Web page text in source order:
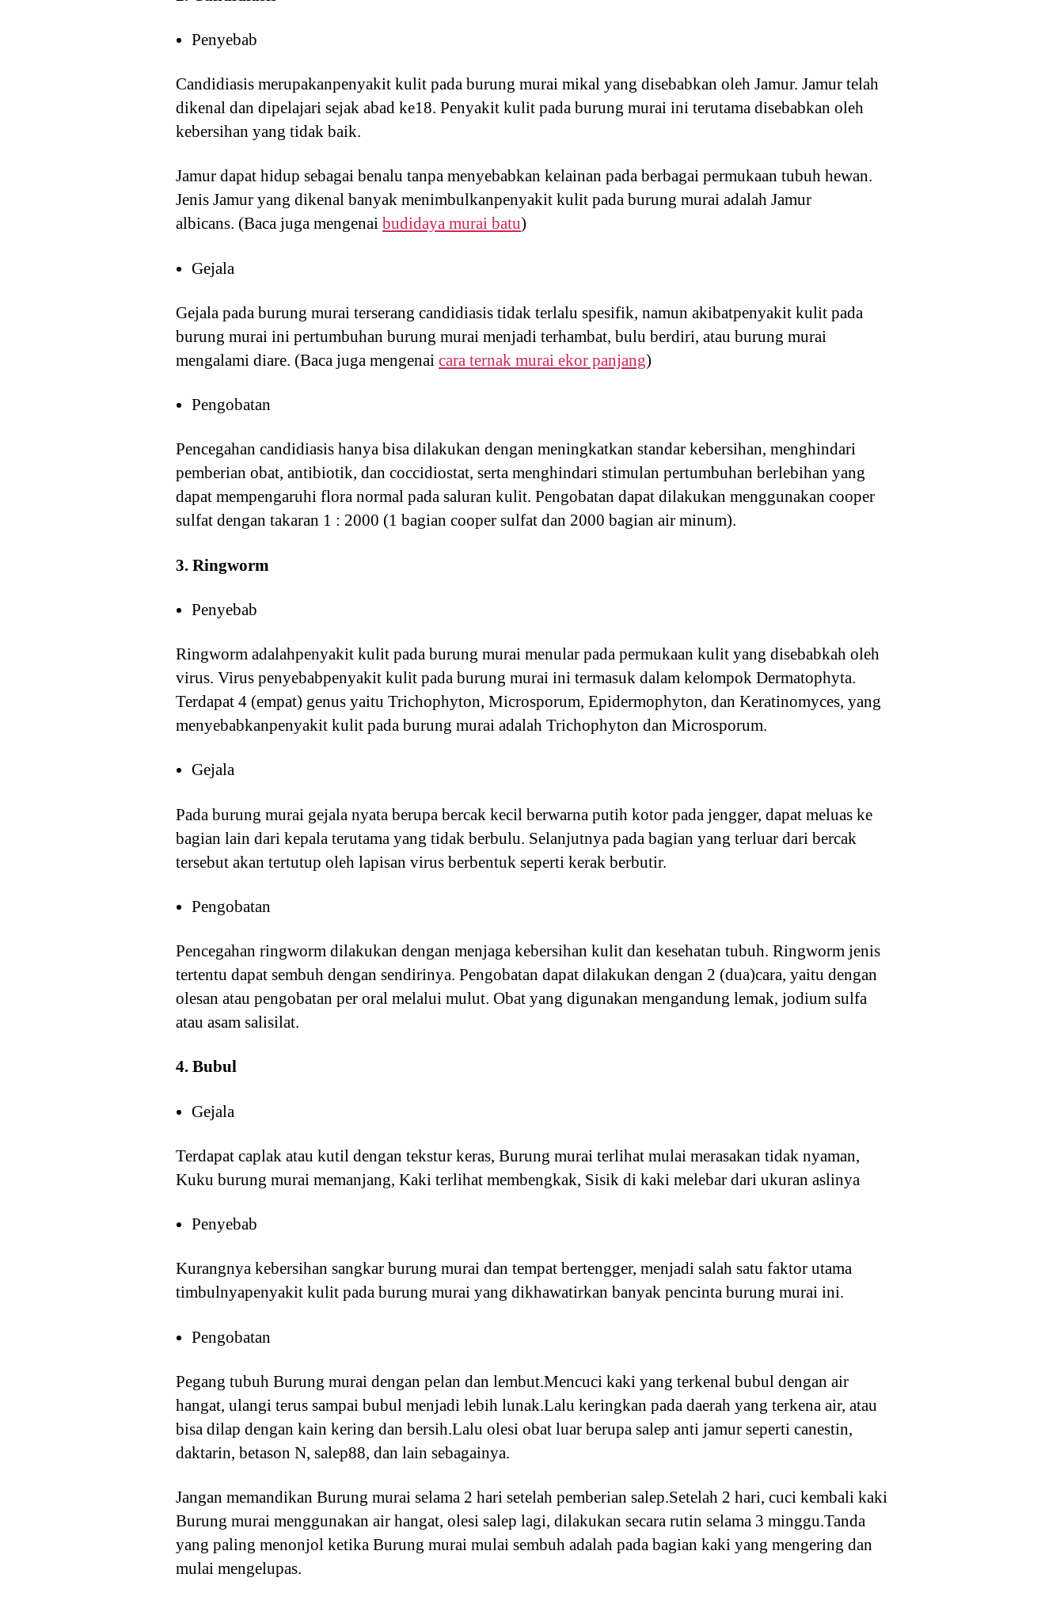
Penyebab
Candidiasis merupakanpenyakit kulit pada burung murai mikal yang disebabkan oleh Jamur. Jamur telah
dikenal dan dipelajari sejak abad ke18. Penyakit kulit pada burung murai ini terutama disebabkan oleh
kebersihan yang tidak baik.
Jamur dapat hidup sebagai benalu tanpa menyebabkan kelainan pada berbagai permukaan tubuh hewan.
Jenis Jamur yang dikenal banyak menimbulkanpenyakit kulit pada burung murai adalah Jamur
albicans. (Baca juga mengenai budidaya murai batu)
Gejala
Gejala pada burung murai terserang candidiasis tidak terlalu spesifik, namun akibatpenyakit kulit pada
burung murai ini pertumbuhan burung murai menjadi terhambat, bulu berdiri, atau burung murai
mengalami diare. (Baca juga mengenai cara ternak murai ekor panjang)
Pengobatan
Pencegahan candidiasis hanya bisa dilakukan dengan meningkatkan standar kebersihan, menghindari
pemberian obat, antibiotik, dan coccidiostat, serta menghindari stimulan pertumbuhan berlebihan yang
dapat mempengaruhi flora normal pada saluran kulit. Pengobatan dapat dilakukan menggunakan cooper
sulfat dengan takaran 1 : 2000 (1 bagian cooper sulfat dan 2000 bagian air minum).
3. Ringworm
Penyebab
Ringworm adalahpenyakit kulit pada burung murai menular pada permukaan kulit yang disebabkah oleh
virus. Virus penyebabpenyakit kulit pada burung murai ini termasuk dalam kelompok Dermatophyta.
Terdapat 4 (empat) genus yaitu Trichophyton, Microsporum, Epidermophyton, dan Keratinomyces, yang
menyebabkanpenyakit kulit pada burung murai adalah Trichophyton dan Microsporum.
Gejala
Pada burung murai gejala nyata berupa bercak kecil berwarna putih kotor pada jengger, dapat meluas ke
bagian lain dari kepala terutama yang tidak berbulu. Selanjutnya pada bagian yang terluar dari bercak
tersebut akan tertutup oleh lapisan virus berbentuk seperti kerak berbutir.
Pengobatan
Pencegahan ringworm dilakukan dengan menjaga kebersihan kulit dan kesehatan tubuh. Ringworm jenis
tertentu dapat sembuh dengan sendirinya. Pengobatan dapat dilakukan dengan 2 (dua)cara, yaitu dengan
olesan atau pengobatan per oral melalui mulut. Obat yang digunakan mengandung lemak, jodium sulfa
atau asam salisilat.
4. Bubul
Gejala
Terdapat caplak atau kutil dengan tekstur keras, Burung murai terlihat mulai merasakan tidak nyaman,
Kuku burung murai memanjang, Kaki terlihat membengkak, Sisik di kaki melebar dari ukuran aslinya
Penyebab
Kurangnya kebersihan sangkar burung murai dan tempat bertengger, menjadi salah satu faktor utama
timbulnyapenyakit kulit pada burung murai yang dikhawatirkan banyak pencinta burung murai ini.
Pengobatan
Pegang tubuh Burung murai dengan pelan dan lembut.Mencuci kaki yang terkenal bubul dengan air
hangat, ulangi terus sampai bubul menjadi lebih lunak.Lalu keringkan pada daerah yang terkena air, atau
bisa dilap dengan kain kering dan bersih.Lalu olesi obat luar berupa salep anti jamur seperti canestin,
daktarin, betason N, salep88, dan lain sebagainya.
Jangan memandikan Burung murai selama 2 hari setelah pemberian salep.Setelah 2 hari, cuci kembali kaki
Burung murai menggunakan air hangat, olesi salep lagi, dilakukan secara rutin selama 3 minggu.Tanda
yang paling menonjol ketika Burung murai mulai sembuh adalah pada bagian kaki yang mengering dan
mulai mengelupas.